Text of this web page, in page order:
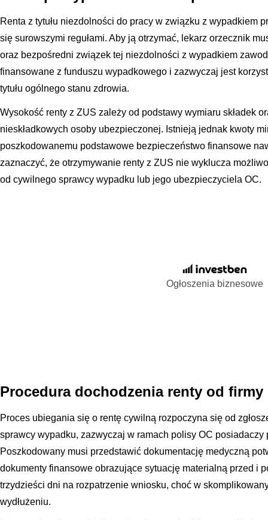
Renta z tytułu niezdolności do pracy w związku z wypadkiem
się surowszymi regułami. Aby ją otrzymać, lekarz orzecznik
oraz bezpośredni związek tej niezdolności z wypadkiem
finansowane z funduszu wypadkowego i zazwyczaj jest
tytułu ogólnego stanu zdrowia.
Wysokość renty z ZUS zależy od podstawy wymiaru składek
nieskładkowych osoby ubezpieczonej. Istnieją jednak kwoty
poszkodowanemu podstawowe bezpieczeństwo finansowe
zaznaczyć, że otrzymywanie renty z ZUS nie wyklucza
od cywilnego sprawcy wypadku lub jego ubezpieczyciela OC.
Ogłoszenia biznesowe
Procedura dochodzenia renty od
Proces ubiegania się o rentę cywilną rozpoczyna się od
sprawcy wypadku, zazwyczaj w ramach polisy OC
Poszkodowany musi przedstawić dokumentację medyczną
dokumenty finansowe obrazujące sytuację materialną przed i
trzydzieści dni na rozpatrzenie wniosku, choć w
wydłużeniu.